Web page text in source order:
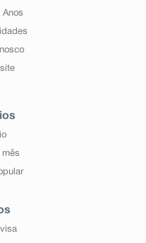
Anos
mês